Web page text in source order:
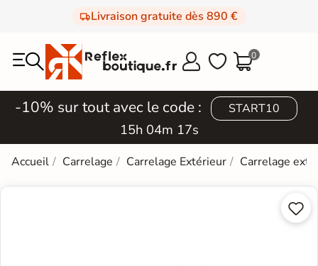
Livraison gratuite dès 890 €
  0
-10% sur tout avec le code : START10
15h 04m 16s
Accueil Carrelage Carrelage Extérieur Carrelage

